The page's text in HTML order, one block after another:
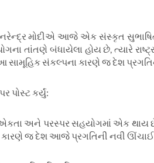
નરેન્દ્ર મોદીએ આજે એક સંસ્કૃત
તાંતણે બંધાયેલા હોય છે,ત્યારે
આ સામૂહિક સંકલ્પના કારણે જ દેશ
પર પોસ્ટ કર્યું:
એકતા અને પરસ્પર સહયોગમાં એક થાય
જ દેશ આજે પ્રગતિની નવી